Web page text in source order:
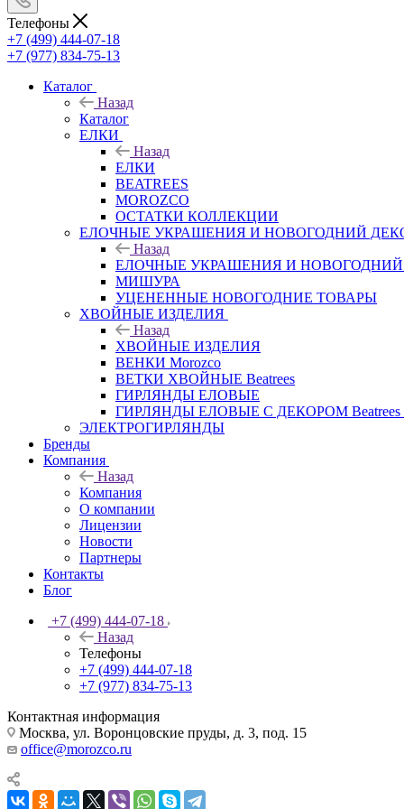
Телефоны
+7 (499) 444-07-18
+7 (977) 834-75-13
Каталог
Назад
Каталог
ЕЛКИ
Назад
ЕЛКИ
BEATREES
MOROZCO
ОСТАТКИ КОЛЛЕКЦИИ
ЕЛОЧНЫЕ УКРАШЕНИЯ И НОВОГОДНИЙ
Назад
ЕЛОЧНЫЕ УКРАШЕНИЯ И НОВОГОДНИЙ
МИШУРА
УЦЕНЕННЫЕ НОВОГОДНИЕ ТОВАРЫ
ХВОЙНЫЕ ИЗДЕЛИЯ
Назад
ХВОЙНЫЕ ИЗДЕЛИЯ
ВЕНКИ Morozco
ВЕТКИ ХВОЙНЫЕ Beatrees
ГИРЛЯНДЫ ЕЛОВЫЕ
ГИРЛЯНДЫ ЕЛОВЫЕ С ДЕКОРОМ Beatrees
ЭЛЕКТРОГИРЛЯНДЫ
Бренды
Компания
Назад
Компания
О компании
Лицензии
Новости
Партнеры
Контакты
Блог
+7 (499) 444-07-18
Назад
Телефоны
+7 (499) 444-07-18
+7 (977) 834-75-13
Контактная информация
Москва, ул. Воронцовские пруды, д. 3, под. 15
office@morozco.ru